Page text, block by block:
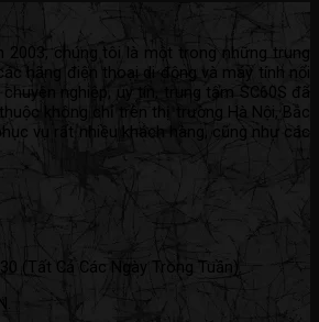
chúng tôi là một trong những trung
hãng điện thoại di động và máy tính nổi
nghiệp, uy tín, trung tâm SC60S đã
không chỉ trên thị trường Hà Nội, Bắc
vụ rất nhiều khách hàng, cũng như các
(Tất Cả Các Ngày Trong Tuần).